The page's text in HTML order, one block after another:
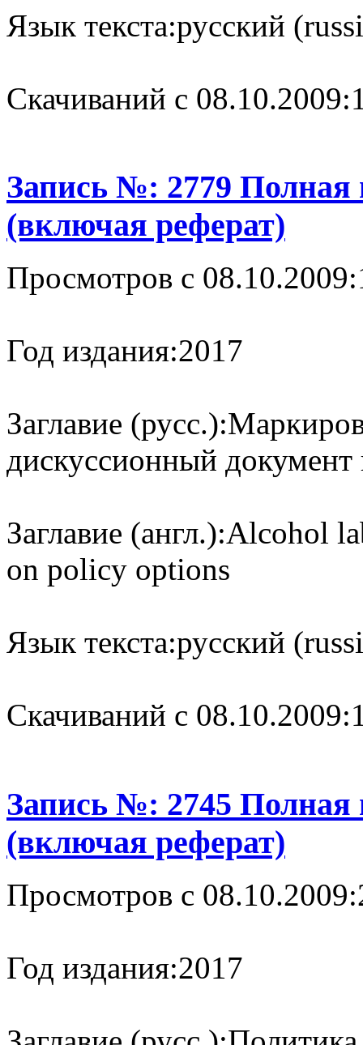
Язык текста:русский
Cкачиваний с 08.10.2009:
Запись №: 2779 Полная
(включая реферат)
Просмотров с 08.10.2009:
Год издания:2017
Заглавие (русс.):
дискуссионный
Заглавие (англ.):Alcohol
on policy options
Язык текста:русский
Cкачиваний с 08.10.2009:
Запись №: 2745 Полная
(включая реферат)
Просмотров с 08.10.2009:
Год издания:2017